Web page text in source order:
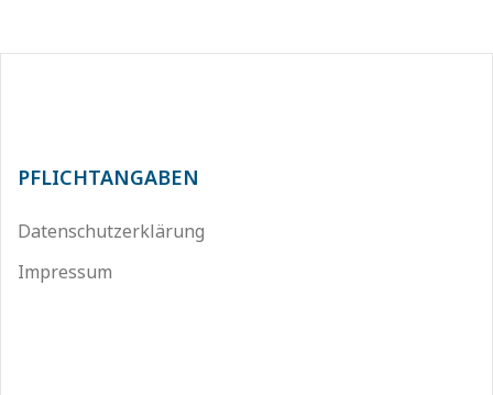
PFLICHTANGABEN
Datenschutzerklärung
Impressum